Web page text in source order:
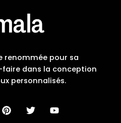
renommée pour sa
dans la conception
personnalisés.